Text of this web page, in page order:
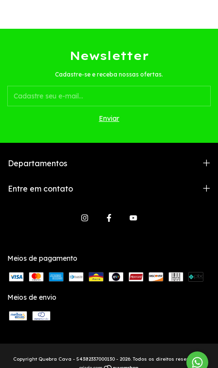
Newsletter
Cadastre-se e receba nossas ofertas.
Departamentos
Entre em contato
Meios de pagamento
Meios de envio
Copyright Quebra Cava - 54382337000130 - 2026. Todos os direitos reservados.